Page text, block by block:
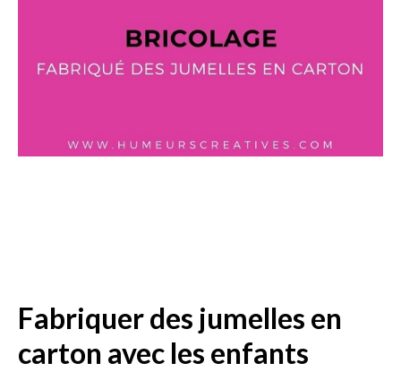
Fabriquer des jumelles en
carton avec les enfants